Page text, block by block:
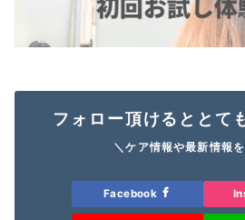
フォロー頂けるととて
＼ケア情報や最新情報
Facebook